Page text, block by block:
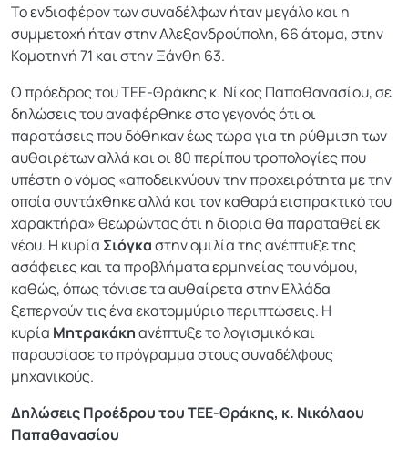
Το ενδιαφέρον των συναδέλφων ήταν μεγάλο και η
συμμετοχή ήταν στην Αλεξανδρούπολη, 66 άτομα, στην
Κομοτηνή 71 και στην Ξάνθη 63.
Ο πρόεδρος του ΤΕΕ-Θράκης κ. Νίκος Παπαθανασίου, σε
δηλώσεις του αναφέρθηκε στο γεγονός ότι οι
παρατάσεις που δόθηκαν έως τώρα για τη ρύθμιση των
αυθαιρέτων αλλά και οι 80 περίπου τροπολογίες που
υπέστη ο νόμος «αποδεικνύουν την προχειρότητα με την
οποία συντάχθηκε αλλά και τον καθαρά εισπρακτικό του
χαρακτήρα» θεωρώντας ότι η διορία θα παραταθεί εκ
νέου. Η κυρία Σιόγκαστην ομιλία της ανέπτυξε της
ασάφειες και τα προβλήματα ερμηνείας του νόμου,
καθώς, όπως τόνισε τα αυθαίρετα στην Ελλάδα
ξεπερνούν τις ένα εκατομμύριο περιπτώσεις. Η
κυρία Μητρακάκηανέπτυξε το λογισμικό και
παρουσίασε το πρόγραμμα στους συναδέλφους
μηχανικούς.
Δηλώσεις Προέδρου του ΤΕΕ-Θράκης, κ. Νικόλαου
Παπαθανασίου